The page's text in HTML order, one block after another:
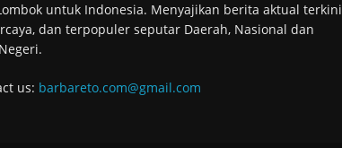
untuk Indonesia. Menyajikan berita aktual terkini
dan terpopuler seputar Daerah, Nasional dan
us: barbareto.com@gmail.com